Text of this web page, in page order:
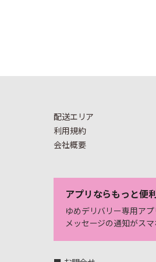
配送エリア
利用規約
会社概要
アプリならもっと便
ゆめデリバリー専用アプ
メッセージの通知がスマ